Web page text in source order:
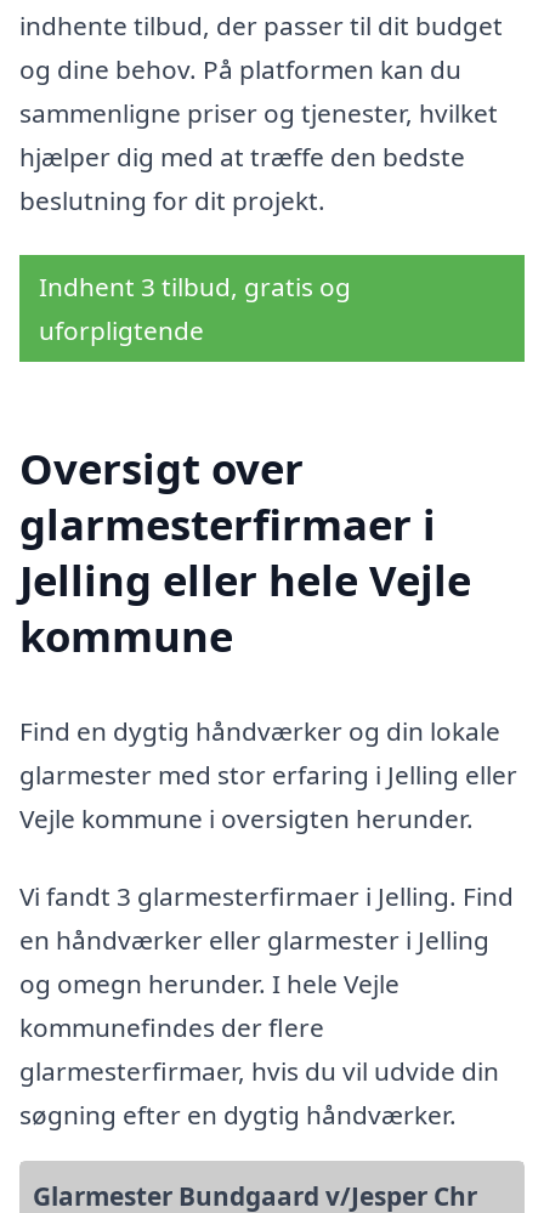
indhente tilbud, der passer til dit budget
og dine behov. På platformen kan du
sammenligne priser og tjenester, hvilket
hjælper dig med at træffe den bedste
beslutning for dit projekt.
Indhent 3 tilbud, gratis og
uforpligtende
Oversigt over
glarmesterfirmaer i
Jelling eller hele Vejle
kommune
Find en dygtig håndværker og din lokale
glarmester med stor erfaring i Jelling eller
Vejle kommune i oversigten herunder.
Vi fandt 3 glarmesterfirmaer i Jelling. Find
en håndværker eller glarmester i Jelling
og omegn herunder. I hele Vejle
kommunefindes der flere
glarmesterfirmaer, hvis du vil udvide din
søgning efter en dygtig håndværker.
Glarmester Bundgaard v/Jesper Chr